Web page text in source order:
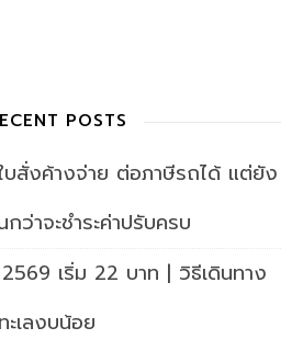
POSTS
บสั่งค้างจ่าย ต่อภาษีรถได้ แต่ยัง
ว่าจะชำระค่าปรับครบ
เริ่ม 22 บาท | วิธีเดินทาง
เลงบน้อย